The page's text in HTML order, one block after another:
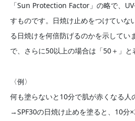
「Sun Protection Factor」の略で、
すものです。日焼け止めをつけていな
る日焼けを何倍防げるのかを示してい
で、さらに50以上の場合は「50＋」と
〈例〉
何も塗らないと10分で肌が赤くなる人
→SPF30の日焼け止めを塗ると、10分